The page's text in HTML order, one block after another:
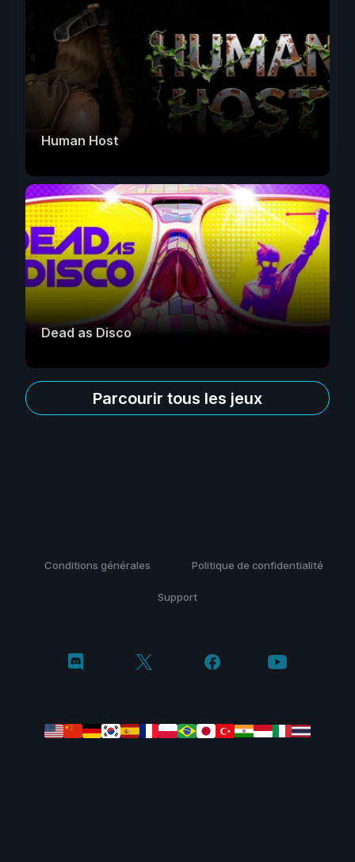
Human Host
Dead as Disco
Parcourir tous les jeux
Conditions générales Politique de confidentialité
Support